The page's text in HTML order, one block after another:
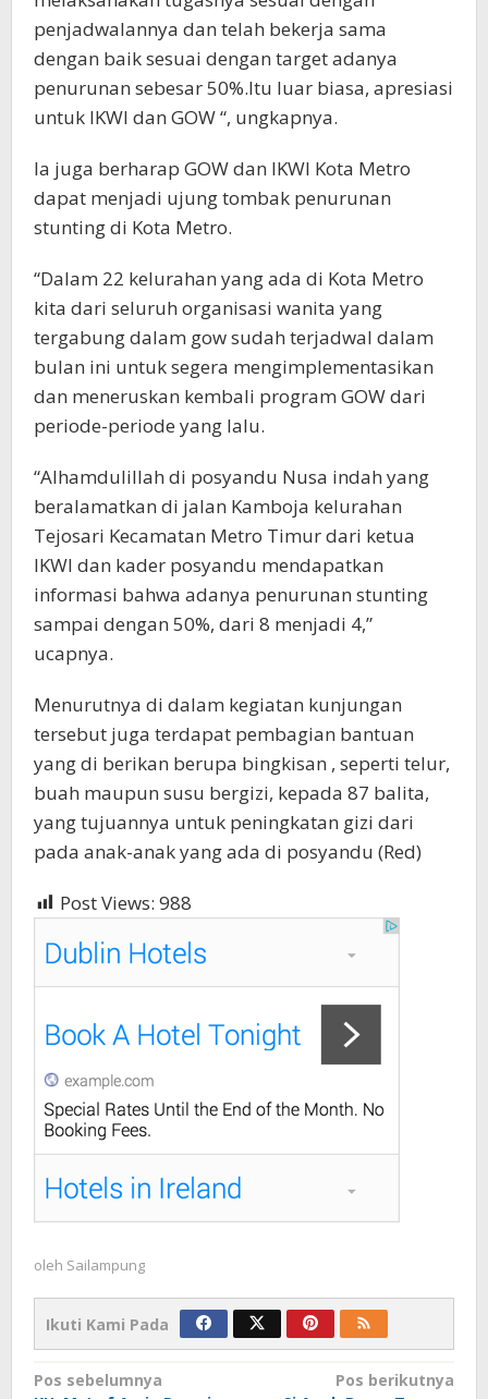
penjadwalannya dan telah bekerja sama
dengan baik sesuai dengan target adanya
penurunan sebesar 50%.Itu luar biasa, apresiasi
untuk IKWI dan GOW “, ungkapnya.
Ia juga berharap GOW dan IKWI Kota Metro
dapat menjadi ujung tombak penurunan
stunting di Kota Metro.
“Dalam 22 kelurahan yang ada di Kota Metro
kita dari seluruh organisasi wanita yang
tergabung dalam gow sudah terjadwal dalam
bulan ini untuk segera mengimplementasikan
dan meneruskan kembali program GOW dari
periode-periode yang lalu.
“Alhamdulillah di posyandu Nusa indah yang
beralamatkan di jalan Kamboja kelurahan
Tejosari Kecamatan Metro Timur dari ketua
IKWI dan kader posyandu mendapatkan
informasi bahwa adanya penurunan stunting
sampai dengan 50%, dari 8 menjadi 4,”
ucapnya.
Menurutnya di dalam kegiatan kunjungan
tersebut juga terdapat pembagian bantuan
yang di berikan berupa bingkisan , seperti telur,
buah maupun susu bergizi, kepada 87 balita,
yang tujuannya untuk peningkatan gizi dari
pada anak-anak yang ada di posyandu (Red)
Post Views: 988
oleh Sailampung
Ikuti Kami Pada
Navigasi
Pos sebelumnya
Pos berikutnya